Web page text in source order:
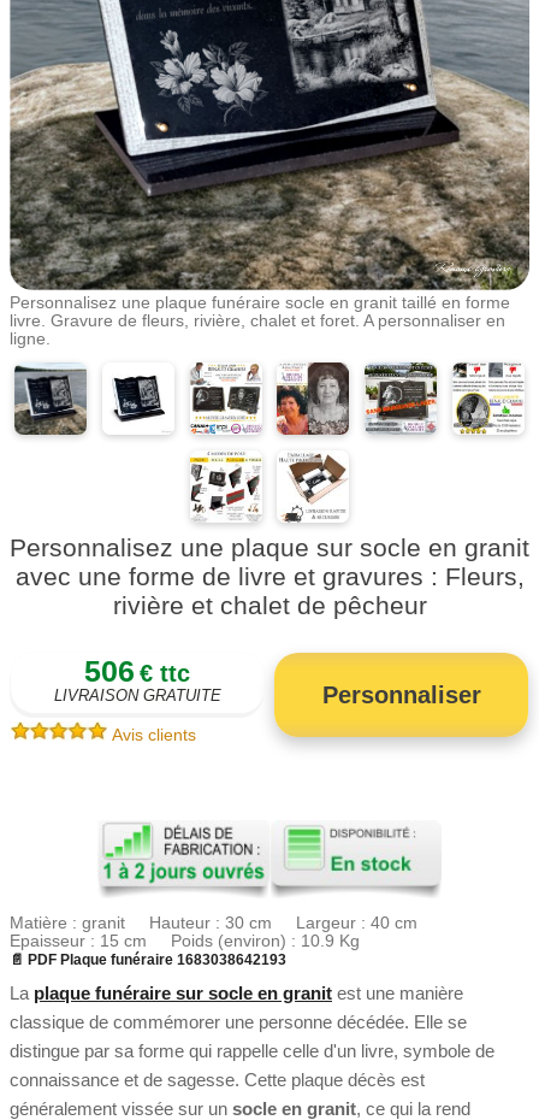
Personnalisez une plaque funéraire socle en granit taillé en forme
livre. Gravure de fleurs, rivière, chalet et foret. A personnaliser en
ligne.
Personnalisez une plaque sur socle en granit
avec une forme de livre et gravures : Fleurs,
rivière et chalet de pêcheur
506 € ttc
LIVRAISON GRATUITE Personnaliser
Avis clients
Matière : granit Hauteur : 30 cm Largeur : 40 cm
Epaisseur : 15 cm Poids (environ) : 10.9 Kg
📄 PDF Plaque funéraire 1683038642193
La plaque funéraire sur socle en granit est une manière
classique de commémorer une personne décédée. Elle se
distingue par sa forme qui rappelle celle d'un livre, symbole de
connaissance et de sagesse. Cette plaque décès est
généralement vissée sur un socle en granit, ce qui la rend